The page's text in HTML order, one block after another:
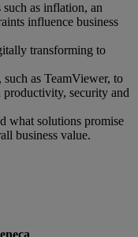
as inflation, an
influence business
transforming to
as TeamViewer, to
productivity, security and
what solutions promise
business value.